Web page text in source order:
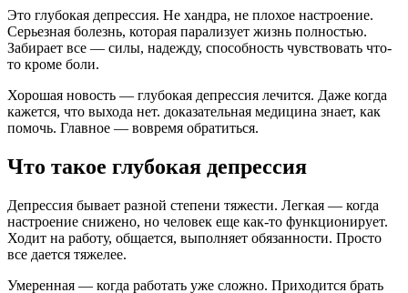
Это глубокая депрессия. Не хандра, не плохое настроение.
Серьезная болезнь, которая парализует жизнь полностью.
Забирает все — силы, надежду, способность чувствовать что-
то кроме боли.
Хорошая новость — глубокая депрессия лечится. Даже когда
кажется, что выхода нет. доказательная медицина знает, как
помочь. Главное — вовремя обратиться.
Что такое глубокая депрессия
Депрессия бывает разной степени тяжести. Легкая — когда
настроение снижено, но человек еще как-то функционирует.
Ходит на работу, общается, выполняет обязанности. Просто
все дается тяжелее.
Умеренная — когда работать уже сложно. Приходится брать